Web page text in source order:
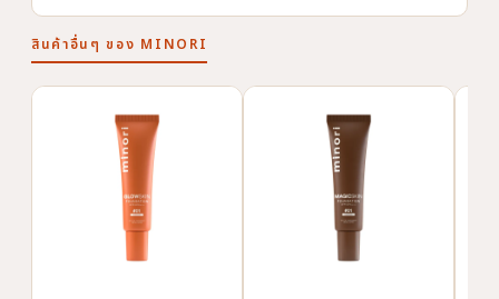
สินค้าอื่นๆ ของ MINORI